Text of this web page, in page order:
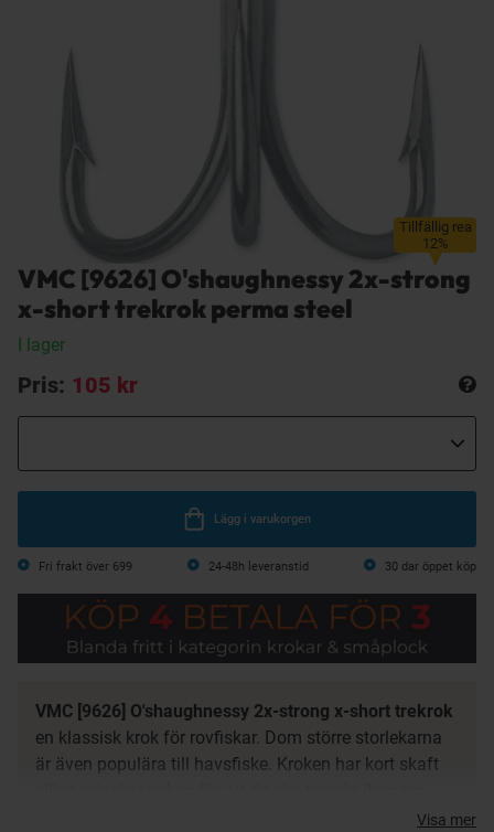
Tillfällig rea
12%
VMC [9626] O'shaughnessy 2x-strong
x-short trekrok perma steel
I lager
Pris: 105 kr
Lägg i varukorgen
Fri frakt över 699 24-48h leveranstid 30 dar öppet köp
VMC [9626] O'shaughnessy 2x-strong x-short trekrok
en klassisk krok för rovfiskar. Dom större storlekarna
är även populära till havsfiske. Kroken har kort skaft
Visa mer